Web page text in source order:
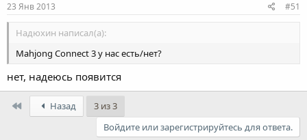
23 Янв 2013 #51
Надюхин написал(а):
Mahjong Connect 3 у нас есть/нет?
нет, надеюсь появится
Назад
3 из 3
Войдите или зарегистрируйтесь для ответа.